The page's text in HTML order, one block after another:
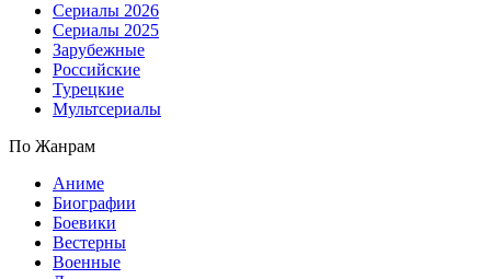
Сериалы 2026
Сериалы 2025
Зарубежные
Российские
Турецкие
Мультсериалы
По Жанрам
Аниме
Биографии
Боевики
Вестерны
Военные